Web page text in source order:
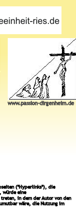
("Hyperlinks"), die
würde eine
in dem der Autor von den
wäre, die Nutzung im
www.passion-dirgenheim.de